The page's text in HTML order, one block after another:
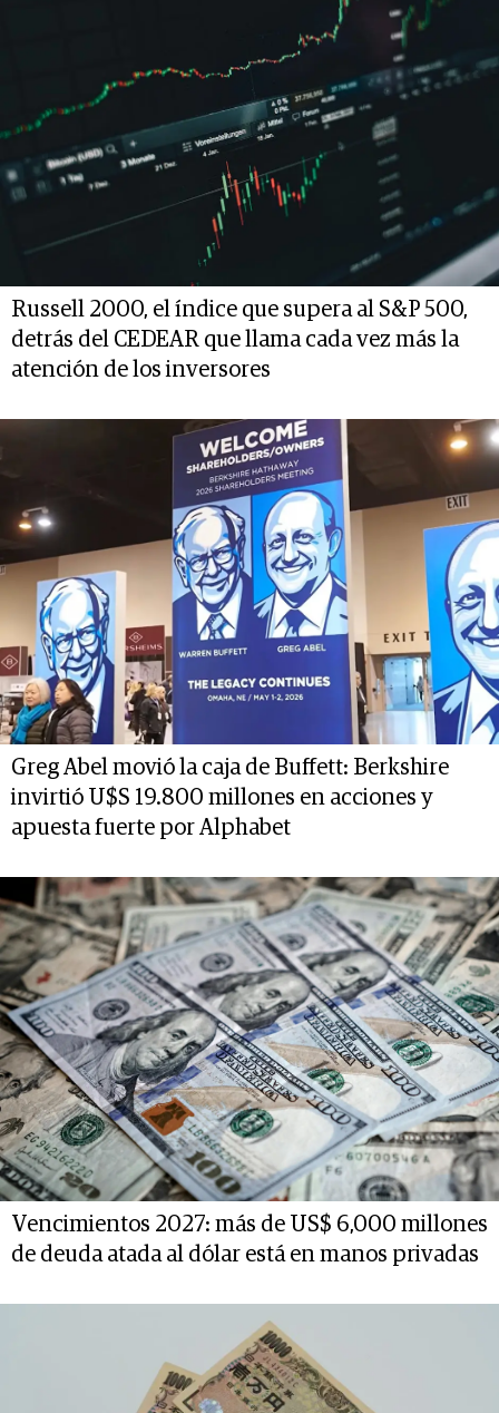
Russell 2000, el índice que supera al S&P 500,
detrás del CEDEAR que llama cada vez más la
atención de los inversores
Greg Abel movió la caja de Buffett: Berkshire
invirtió U$S 19.800 millones en acciones y
apuesta fuerte por Alphabet
Vencimientos 2027: más de US$ 6,000 millones
de deuda atada al dólar está en manos privadas